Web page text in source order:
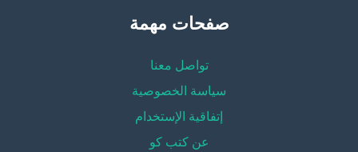
صفحات مهمة
تواصل معنا
سياسة الخصوصية
إتفاقية الإستخدام
عن كتب كو